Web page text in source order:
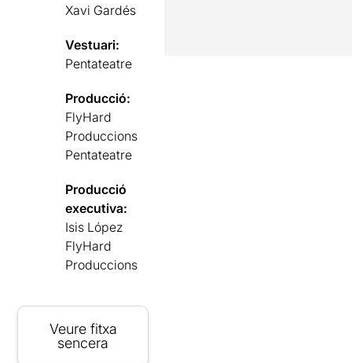
Xavi Gardés
Vestuari:
Pentateatre
Producció:
FlyHard
Produccions
Pentateatre
Producció
executiva:
Isis López
FlyHard
Produccions
Veure fitxa
sencera